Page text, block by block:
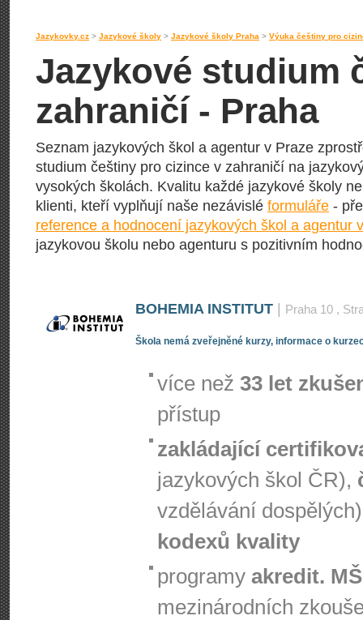
Jazykovky.cz > Jazykové školy > Jazykové školy Praha > Výuka češtiny pro
Jazykové studium
zahraničí - Praha
Seznam jazykových škol a agentur v Praze
studium češtiny pro cizince v zahraničí na
vysokých školách. Kvalitu každé jazykové školy
klienti, kteří vyplňují naše nezávislé formuláře -
reference a hodnocení jazykových škol a agentur
jazykovou školu nebo agenturu s pozitivním
BOHEMIA INSTITUT Praha 10 ,
Škola nemá zveřejněné kurzy, informace o
více než 33 let
přístup
zakládající
jazykových škol ČR),
vzdělávání
kodexů kvality
programy akredit.
mezinárodních